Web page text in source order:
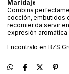
Maridaje
Combina
cocción, embutidos
recomienda servir
expresión aromática
Encontralo en BZS